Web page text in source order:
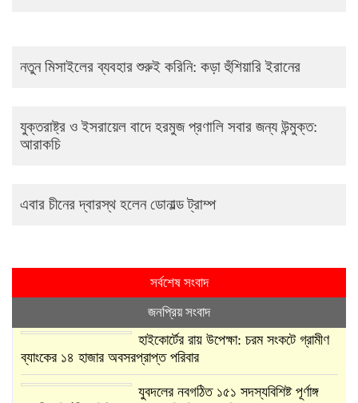
নতুন মিসাইলের ব্যবহার শুরুই করিনি: কড়া হুঁশিয়ারি ইরানের
যুক্তরাষ্ট্র ও ইসরায়েল বাদে হরমুজ প্রণালি সবার জন্য উন্মুক্ত:
আরাকচি
এবার চীনের দ্বারস্থ হলেন ডোনাল্ড ট্রাম্প
সর্বশেষ সংবাদ
জনপ্রিয় সংবাদ
হাইকোর্টের রায় উপেক্ষা: চরম সংকটে গ্রামীণ
ব্যাংকের ১৪ হাজার অবসরপ্রাপ্ত পরিবার
যুবদলের নবগঠিত ১৫১ সদস্যবিশিষ্ট পূর্ণাঙ্গ